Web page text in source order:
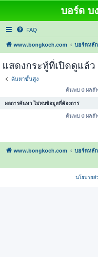
บอร์ด บ
FAQ
www.bongkoch.com บอร์ดหลัก
แสดงกระทู้ที่เปิดดูแล้ว
ค้นหาขั้นสูง
ค้นพบ 0 ผลลั
ผลการค้นหา ไม่พบข้อมูลที่ต้องการ
ค้นพบ 0 ผลลั
www.bongkoch.com บอร์ดหลัก
นโยบายส่